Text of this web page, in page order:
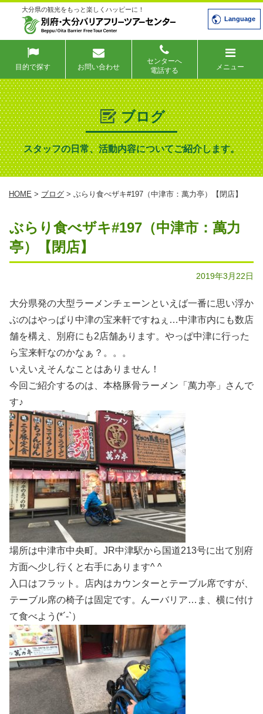
大分県の観光をもっと楽しくハッピーに！
Language
目的で探す お問い合わせ
センターへ
電話する
メニュー
ブログ
スタッフの日常、活動内容についてご紹介します。
HOME > ブログ > ぶらり食べザキ#197（中津市：萬力亭）【閉店】
ぶらり食べザキ#197（中津市：萬力
亭）【閉店】
2019年3月22日
大分県発の大型ラーメンチェーンといえば一番に思い浮か
ぶのはやっぱり中津の宝来軒ですねぇ…中津市内にも数店
舗を構え、別府にも2店舗あります。やっぱ中津に行った
ら宝来軒なのかなぁ？。。。
いえいえそんなことはありません！
今回ご紹介するのは、本格豚骨ラーメン「萬力亭」さんで
す♪
場所は中津市中央町。JR中津駅から国道213号に出て別府
方面へ少し行くと右手にあります^ ^
入口はフラット。店内はカウンターとテーブル席ですが、
テーブル席の椅子は固定です。んーバリア…ま、横に付け
て食べよう(*´-`）